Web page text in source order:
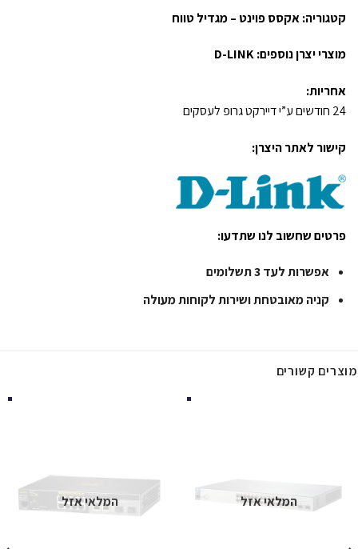
קטגוריה:אקסס פוינט – מגדיל טווח
מוצרי יצרן נוספים:D-LINK
אחריות:
24 חודשים ע”י דיירקט גרופ לעסקים
קישור לאתר היצרן:
פרטים שחשוב לנו שתדעו:
אפשרות לעד 3 תשלומים
קניה מאובטחת ושירות לקוחות מעולה
מוצרים קשורים
המלאי אזל המלאי אזל